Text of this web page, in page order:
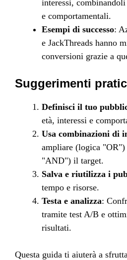
interessi,
e comportamentali.
Esempi di successo:
e JackThreads hanno
conversioni grazie a
Suggerimenti
Definisci il tuo
età, interessi e
Usa combinazioni di
ampliare (logica
"AND") il target.
Salva e riutilizza i
tempo e risorse.
Testa e analizza:
tramite test A/B e
risultati.
Questa guida ti aiuterà a